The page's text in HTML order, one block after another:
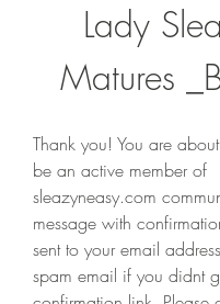
Lady
Matures
Thank you! You are
be an active member of
sleazyneasy.com
message with
sent to your email
spam email if you didnt